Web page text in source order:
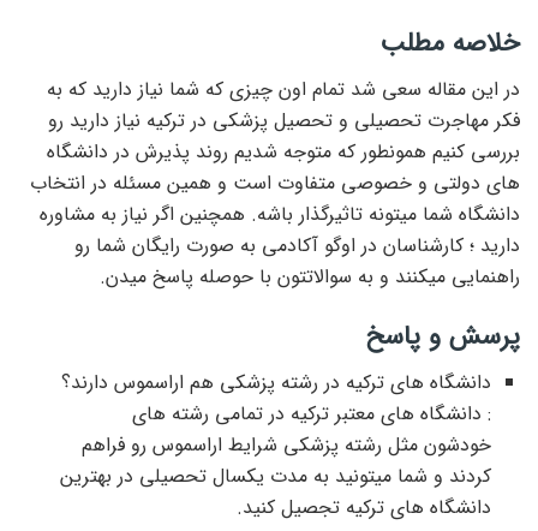
خلاصه مطلب
در این مقاله سعی شد تمام اون چیزی که شما نیاز دارید که به
فکر مهاجرت تحصیلی و تحصیل پزشکی در ترکیه نیاز دارید رو
بررسی کنیم همونطور که متوجه شدیم روند پذیرش در دانشگاه
های دولتی و خصوصی متفاوت است و همین مسئله در انتخاب
دانشگاه شما میتونه تاثیرگذار باشه. همچنین اگر نیاز به مشاوره
دارید ؛ کارشناسان در اوگو آکادمی به صورت رایگان شما رو
راهنمایی میکنند و به سوالاتتون با حوصله پاسخ میدن.
پرسش و پاسخ
دانشگاه های ترکیه در رشته پزشکی هم اراسموس دارند؟
: دانشگاه های معتبر ترکیه در تمامی رشته های
خودشون مثل رشته پزشکی شرایط اراسموس رو فراهم
کردند و شما میتونید به مدت یکسال تحصیلی در بهترین
دانشگاه های ترکیه تجصیل کنید.